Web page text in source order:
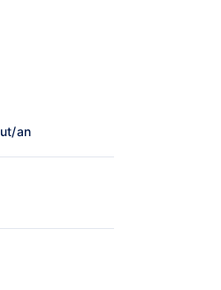
an